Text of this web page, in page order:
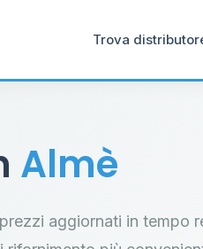
Trova
Almè
aggiornati in tempo